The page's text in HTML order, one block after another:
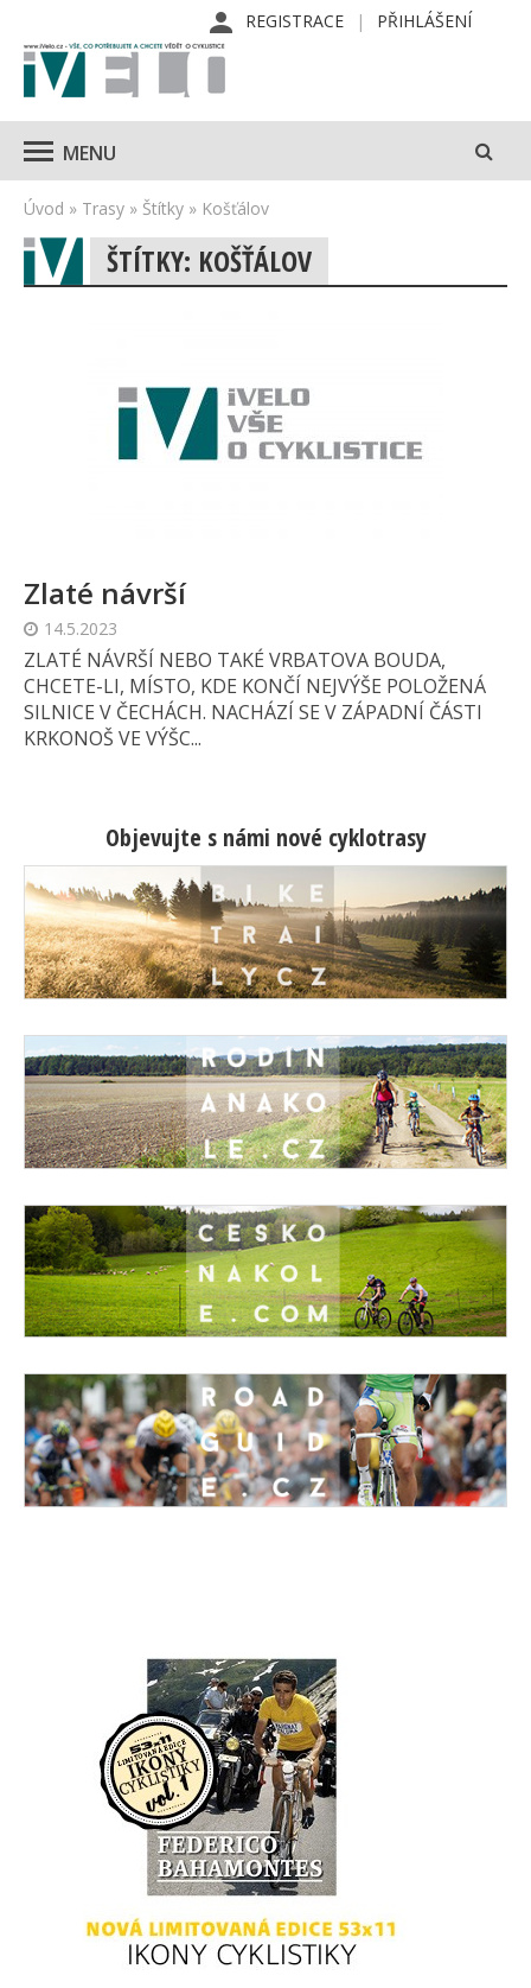
REGISTRACE PŘIHLÁŠENÍ
MENU
Úvod » Trasy » Štítky » Košťálov
ŠTÍTKY: KOŠŤÁLOV
Zlaté návrší
14.5.2023
ZLATÉ NÁVRŠÍ NEBO TAKÉ VRBATOVA BOUDA,
CHCETE-LI, MÍSTO, KDE KONČÍ NEJVÝŠE POLOŽENÁ
SILNICE V ČECHÁCH. NACHÁZÍ SE V ZÁPADNÍ ČÁSTI
KRKONOŠ VE VÝŠC...
Objevujte s námi nové cyklotrasy